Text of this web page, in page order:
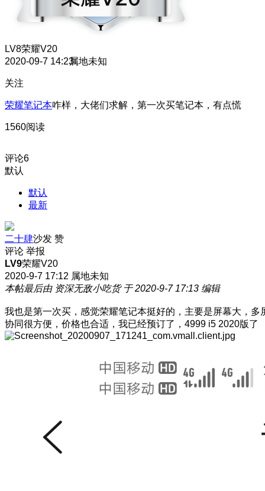
LV8荣耀V20
2020-09-7 14:23属地未知
关注
荣耀笔记本咋样，大佬们求解，第一次买笔记本，有点慌
1560阅读
评论6
默认
默认
最新
二十肆沙发 赞
评论 举报
LV9荣耀V20
2020-9-7 17:12 属地未知
本帖最后由 资深无敌小吃货 于 2020-9-7 17:13 编辑
我也是第一次买，感觉荣耀笔记本挺好的，主要是屏幕大，多
协同很方便，价格也合适，我已经预订了，4999 i5 2020版了